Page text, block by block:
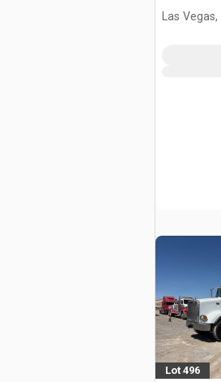
Las Vegas,
Lot 496